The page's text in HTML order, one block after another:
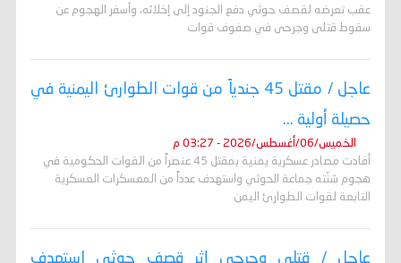
عقب تعرضه لقصف حوثي دفع الجنود إلى إخلائه، وأسفر الهجوم عن
سقوط قتلى وجرحى في صفوف قوات
عاجل / مقتل 45 جندياً من قوات الطوارئ اليمنية في
حصيلة أولية ...
الخميس/06/أغسطس/2026 - 03:27 م
أفادت مصادر عسكرية يمنية بمقتل 45 عنصراً من القوات الحكومية في
هجوم شنّته جماعة الحوثي واستهدف عدداً من المعسكرات العسكرية
التابعة لقوات الطوارئ اليمن
عاجل / قتلى وجرحى إثر قصف حوثي استهدف